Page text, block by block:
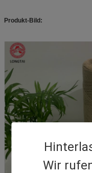
Wir
Produkt-Bild: